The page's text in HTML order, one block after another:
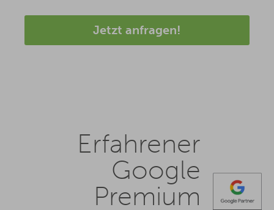
Jetzt anfragen!
Erfahrener
Google
Premium